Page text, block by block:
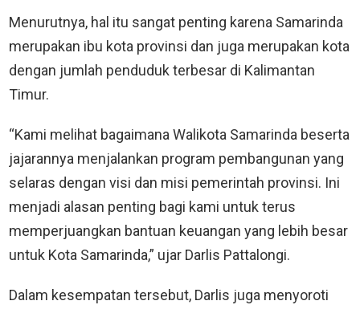
Menurutnya, hal itu sangat penting karena Samarinda
merupakan ibu kota provinsi dan juga merupakan kota
dengan jumlah penduduk terbesar di Kalimantan
Timur.
“Kami melihat bagaimana Walikota Samarinda beserta
jajarannya menjalankan program pembangunan yang
selaras dengan visi dan misi pemerintah provinsi. Ini
menjadi alasan penting bagi kami untuk terus
memperjuangkan bantuan keuangan yang lebih besar
untuk Kota Samarinda,” ujar Darlis Pattalongi.
Dalam kesempatan tersebut, Darlis juga menyoroti